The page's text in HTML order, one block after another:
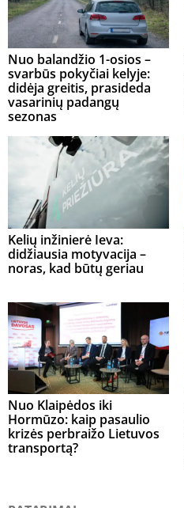
Nuo balandžio 1-osios –
svarbūs pokyčiai kelyje:
didėja greitis, prasideda
vasarinių padangų
sezonas
Kelių inžinierė Ieva:
didžiausia motyvacija –
noras, kad būtų geriau
Nuo Klaipėdos iki
Hormūzo: kaip pasaulio
krizės perbraižo Lietuvos
transportą?